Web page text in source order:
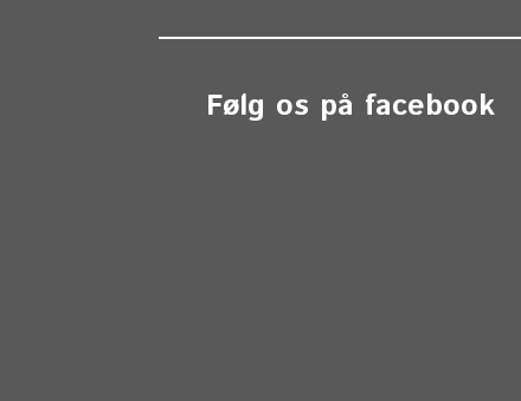
Følg os på facebook